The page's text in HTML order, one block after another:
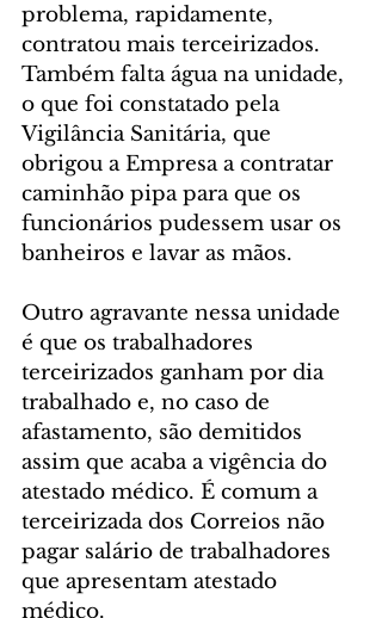
problema, rapidamente,
contratou mais terceirizados.
Também falta água na unidade,
o que foi constatado pela
Vigilância Sanitária, que
obrigou a Empresa a contratar
caminhão pipa para que os
funcionários pudessem usar os
banheiros e lavar as mãos.
Outro agravante nessa unidade
é que os trabalhadores
terceirizados ganham por dia
trabalhado e, no caso de
afastamento, são demitidos
assim que acaba a vigência do
atestado médico. É comum a
terceirizada dos Correios não
pagar salário de trabalhadores
que apresentam atestado
médico.